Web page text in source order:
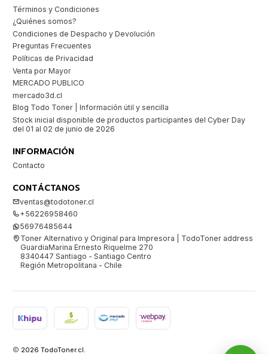
Términos y Condiciones
¿Quiénes somos?
Condiciones de Despacho y Devolución
Preguntas Frecuentes
Políticas de Privacidad
Venta por Mayor
MERCADO PUBLICO
mercado3d.cl
Blog Todo Toner | Información útil y sencilla
Stock inicial disponible de productos participantes del Cyber Day
del 01 al 02 de junio de 2026
INFORMACIÓN
Contacto
CONTÁCTANOS
ventas@todotoner.cl
+56226958460
56976485644
Toner Alternativo y Original para Impresora | TodoToner address
GuardiaMarina Ernesto Riquelme 270
8340447 Santiago - Santiago Centro
Región Metropolitana - Chile
2026 TodoToner.cl.